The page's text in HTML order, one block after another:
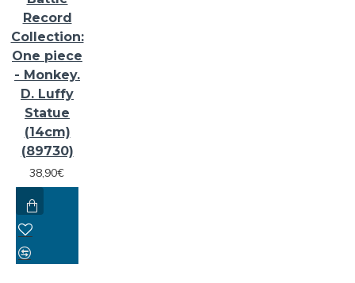
Record
Collection:
One piece
- Monkey.
D. Luffy
Statue
(14cm)
(89730)
38,90€